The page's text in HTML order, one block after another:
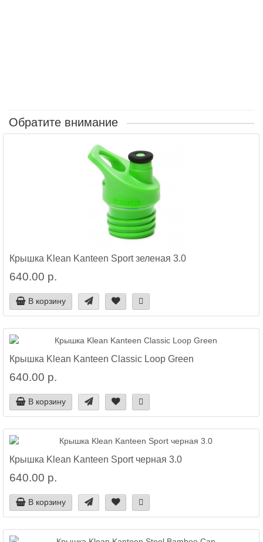
Обратите внимание
Крышка Klean Kanteen Sport зеленая 3.0
640.00 р.
В корзину
Крышка Klean Kanteen Classic Loop Green
640.00 р.
В корзину
Крышка Klean Kanteen Sport черная 3.0
640.00 р.
В корзину